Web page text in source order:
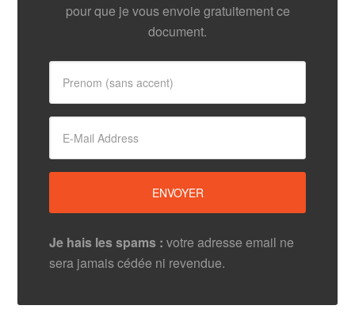
pour que je vous envoie gratuitement ce
document.
Je hais les spams : votre adresse email ne
sera jamais cédée ni revendue.